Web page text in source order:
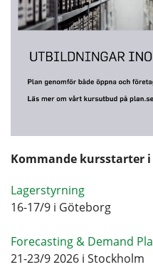
Kommande kursstarter i
Lagerstyrning
16-17/9 i Göteborg
Forecasting & Demand
21-23/9 2026 i Stockholm